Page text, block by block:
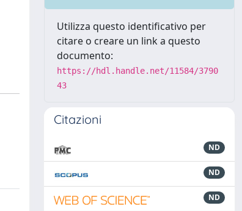
Utilizza questo identificativo per
citare o creare un link a questo
documento:
https://hdl.handle.net/11584/3790
43
Citazioni
ND
ND
ND